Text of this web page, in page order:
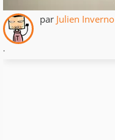
par Julien Inverno
.